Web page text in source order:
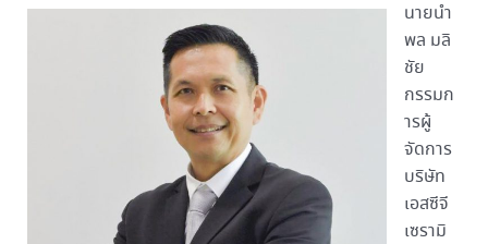
นายนำ
พล มลิ
ชัย
กรรมก
ารผู้
จัดการ
บริษัท
เอสซีจี
เซรามิ